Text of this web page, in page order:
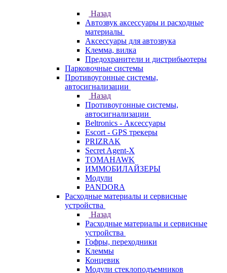
Назад
Автозвук аксессуары и расходные
материалы
Аксессуары для автозвука
Клемма, вилка
Предохранители и дистрибьютеры
Парковочные системы
Противоугонные системы,
автосигнализации
Назад
Противоугонные системы,
автосигнализации
Beltronics - Аксессуары
Escort - GPS трекеры
PRIZRAK
Secret Agent-X
TOMAHAWK
ИММОБИЛАЙЗЕРЫ
Модули
PANDORA
Расходные материалы и сервисные
устройства
Назад
Расходные материалы и сервисные
устройства
Гофры, переходники
Клеммы
Концевик
Модули стеклоподъемников